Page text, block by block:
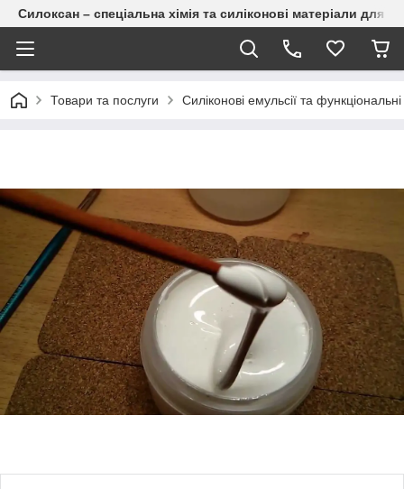
Силоксан – спеціальна хімія та силіконові матеріали для
Товари та послуги Силіконові емульсії та